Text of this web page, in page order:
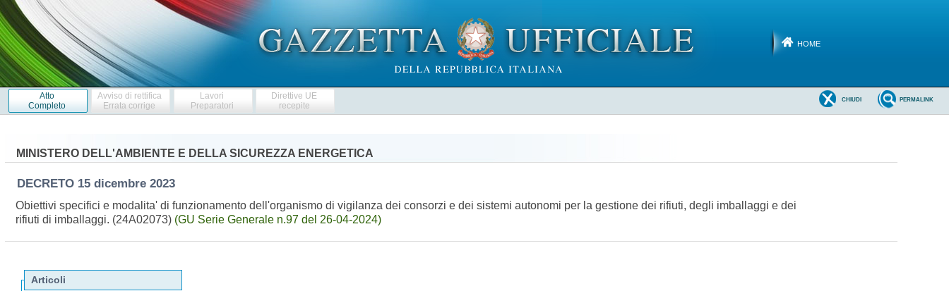
HOME
Atto
Completo
Avviso di rettifica
Errata corrige
Lavori
Preparatori
Direttive UE
recepite
PERMALINK
CHIUDI
MINISTERO DELL'AMBIENTE E DELLA SICUREZZA ENERGETICA
DECRETO 15 dicembre 2023
Obiettivi specifici e modalita' di funzionamento dell'organismo di vigilanza dei consorzi e dei sistemi autonomi per la gestione dei rifiuti, degli imballaggi e dei
rifiuti di imballaggi. (24A02073) (GU Serie Generale n.97 del 26-04-2024)